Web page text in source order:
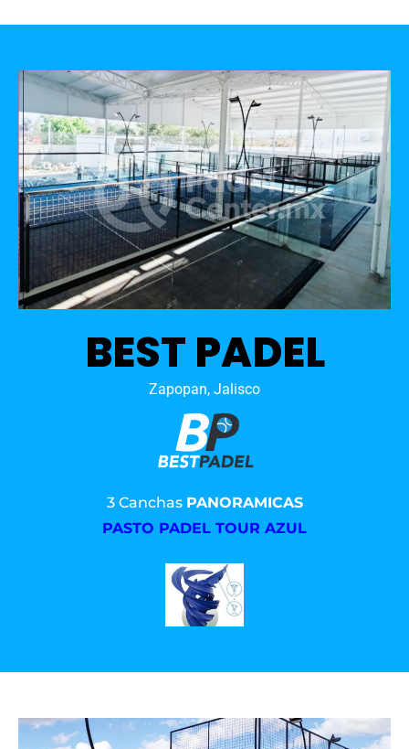
BEST PADEL
Zapopan, Jalisco
3 Canchas PANORAMICAS
PASTO PADEL TOUR AZUL